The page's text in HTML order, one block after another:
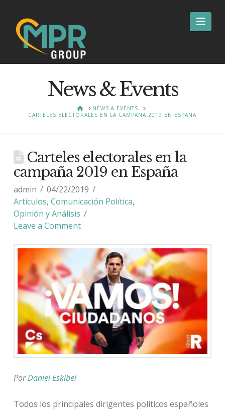
News & Events
HOMENEWS & EVENTS
CARTELES ELECTORALES EN LA CAMPAÑA 2019 EN ESPAÑA
Carteles electorales en la
campaña 2019 en España
admin
04/22/2019
Artículos, Comunicación Política,
Opinión y Análisis
Leave a Comment
PorDaniel Eskibel
Todos los principales dirigentes políticos españoles